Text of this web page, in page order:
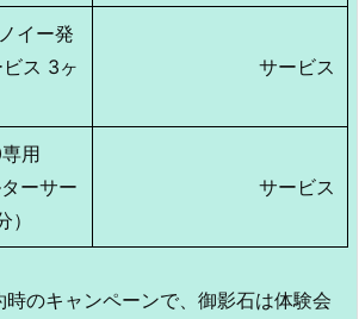
イー発
ス 3ヶ
サービス
用
ーサー
サービス
時のキャンペーンで、御影石は体験会